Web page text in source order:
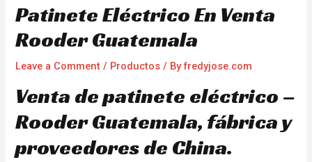
Patinete Eléctrico En Venta
Rooder Guatemala
Leave a Comment / Productos / Byfredyjose.com
Venta de patinete eléctrico –
Rooder Guatemala, fábrica y
proveedores de China.